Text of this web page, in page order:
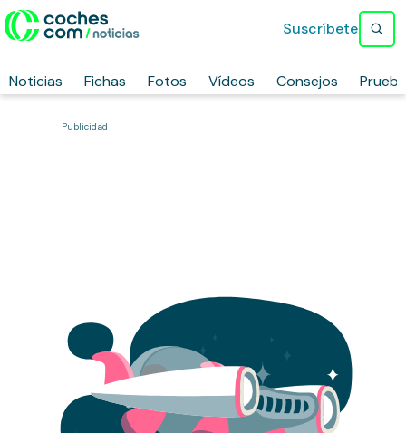
Noticias Fichas Fotos Vídeos Consejos
Suscríbete
Publicidad